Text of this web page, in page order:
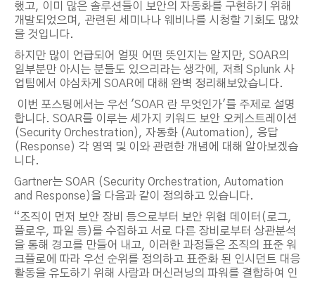
했고, 이미 많은 솔루션들이 보안의 자동화를 구현하기 위해
개발되었으며, 관련된 세미나나 웨비나를 시청할 기회도 많았
을 것입니다.
하지만 많이 언급되어 얼핏 어떤 뜻인지는 알지만, SOAR의
일부분만 아시는 분들도 있으리라는 생각에, 저희 Splunk 사
업팀에서 야심차게 SOAR에 대해 완벽 정리해보았습니다.
이번 포스팅에서는 우선 'SOAR 란 무엇인가'를 주제로 설명
합니다. SOAR를 이루는 세가지 키워드 보안 오케스트레이션
(Security Orchestration), 자동화 (Automation), 응답
(Response) 각 영역 및 이와 관련한 개념에 대해 알아보겠습
니다.
Gartner는 SOAR (Security Orchestration, Automation
and Response)을 다음과 같이 정의하고 있습니다.
“조직이 먼저 보안 장비 등으로부터 보안 위협 데이터(로그,
플로우, 파일 등)를 수집하고 서로 다른 장비로부터 상관분석
을 통해 경고를 만들어 내고, 이러한 과정들은 조직의 표준 워
크플로에 따라 우선 순위를 정의하고 표준화 된 인시던트 대응
활동을 유도하기 위해 사람과 머신러닝의 파워를 결합하여 인